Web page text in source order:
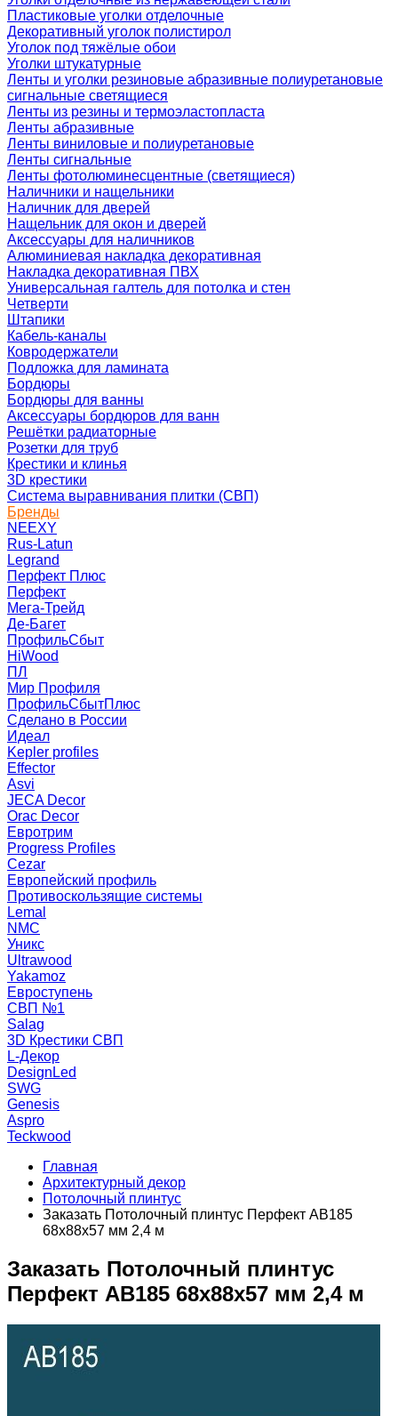
Пластиковые уголки отделочные
Декоративный уголок полистирол
Уголок под тяжёлые обои
Уголки штукатурные
Ленты и уголки резиновые абразивные полиуретановые
сигнальные светящиеся
Ленты из резины и термоэластопласта
Ленты абразивные
Ленты виниловые и полиуретановые
Ленты сигнальные
Ленты фотолюминесцентные (светящиеся)
Наличники и нащельники
Наличник для дверей
Нащельник для окон и дверей
Аксессуары для наличников
Алюминиевая накладка декоративная
Накладка декоративная ПВХ
Универсальная галтель для потолка и стен
Четверти
Штапики
Кабель-каналы
Ковродержатели
Подложка для ламината
Бордюры
Бордюры для ванны
Аксессуары бордюров для ванн
Решётки радиаторные
Розетки для труб
Крестики и клинья
3D крестики
Система выравнивания плитки (СВП)
Бренды
NEEXY
Rus-Latun
Legrand
Перфект Плюс
Перфект
Мега-Трейд
Де-Багет
ПрофильСбыт
HiWood
ПЛ
Мир Профиля
ПрофильСбытПлюс
Сделано в России
Идеал
Kepler profiles
Effector
Asvi
JECA Decor
Orac Decor
Евротрим
Progress Profiles
Cezar
Европейский профиль
Противоскользящие системы
Lemal
NMC
Уникс
Ultrawood
Yakamoz
Евроступень
СВП №1
Salag
3D Крестики СВП
L-Декор
DesignLed
SWG
Genesis
Aspro
Teckwood
Главная
Архитектурный декор
Потолочный плинтус
Заказать Потолочный плинтус Перфект AB185
68х88х57 мм 2,4 м
Заказать Потолочный плинтус
Перфект AB185 68х88х57 мм 2,4 м